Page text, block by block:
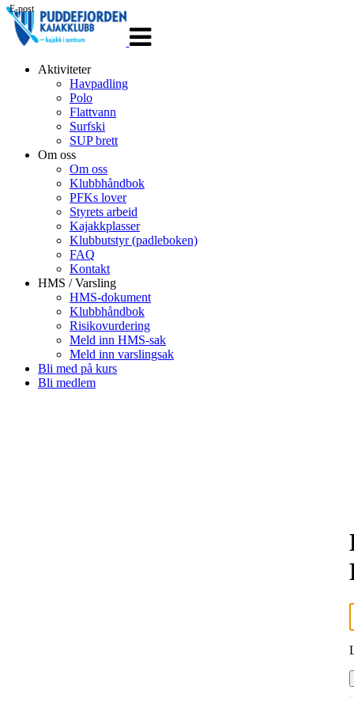
navigasjon
Aktiviteter
Havpadling
Polo
Flattvann
Surfski
SUP brett
Om oss
Om oss
Klubbhåndbok
PFKs lover
Styrets arbeid
Kajakkplasser
Klubbutstyr (padleboken)
FAQ
Kontakt
HMS / Varsling
HMS-dokument
Klubbhåndbok
Risikovurdering
Meld inn HMS-sak
Meld inn varslingsak
Bli med på kurs
Bli medlem
E-post